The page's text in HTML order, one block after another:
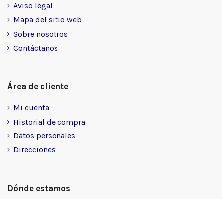
Aviso legal
Mapa del sitio web
Sobre nosotros
Contáctanos
Área de cliente
Mi cuenta
Historial de compra
Datos personales
Direcciones
Dónde estamos